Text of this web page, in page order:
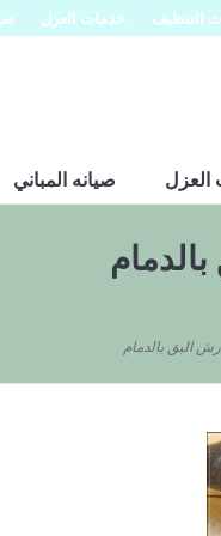
التنظيف خدمات العزل
صيانه المباني
البق بالدمام